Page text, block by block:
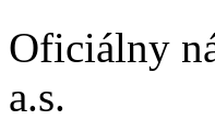
Oficiálny
a.s.